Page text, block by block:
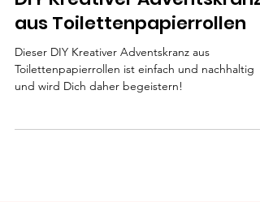
DIY Kreativer Adventskranz
aus Toilettenpapierrollen
Dieser DIY Kreativer Adventskranz aus
Toilettenpapierrollen ist einfach und nachhaltig